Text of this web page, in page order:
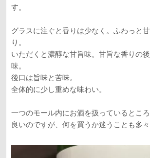
す。
グラスに注ぐと香りは少なく。ふわっと
り。
いただくと濃醇な甘旨味。甘旨な香りの
味。
後口は旨味と苦味。
全体的に少し重めな味わい。
一つのモール内にお酒を扱っているとこ
良いのですが、何を買うか迷うことも多